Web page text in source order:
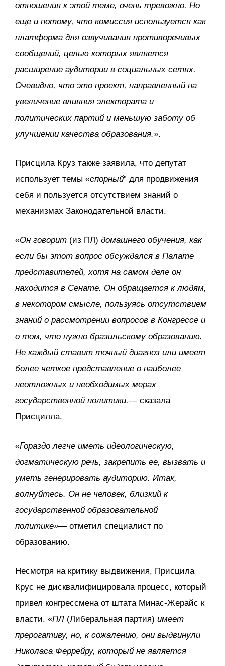
отношения к этой теме, очень тревожно. Но
еще и потому, что комиссия используется как
платформа для озвучивания противоречивых
сообщений, целью которых является
расширение аудитории в социальных сетях.
Очевидно, что это проект, направленный на
увеличение влияния электората и
политических партий и меньшую заботу об
улучшении качества образования.».
Присцила Круз также заявила, что депутат
использует темы «спорный” для продвижения
себя и пользуется отсутствием знаний о
механизмах Законодательной власти.
«Он говорит (из ПЛ) домашнего обучения, как
если бы этот вопрос обсуждался в Палате
представителей, хотя на самом деле он
находится в Сенате. Он обращается к людям,
в некотором смысле, пользуясь отсутствием
знаний о рассмотрении вопросов в Конгрессе и
о том, что нужно бразильскому образованию.
Не каждый ставит точный диагноз или имеет
более четкое представление о наиболее
неотложных и необходимых мерах
государственной политики.— сказала
Присцилла.
«Гораздо легче иметь идеологическую,
догматическую речь, закрепить ее, вызвать и
уметь генерировать аудиторию. Итак,
волнуйтесь. Он не человек, близкий к
государственной образовательной
политике»— отметил специалист по
образованию.
Несмотря на критику выдвижения, Присцила
Крус не дисквалифицировала процесс, который
привел конгрессмена от штата Минас-Жерайс к
власти. «ПЛ (Либеральная партия) имеет
прерогативу, но, к сожалению, они выдвинули
Николаса Феррейру, который не является